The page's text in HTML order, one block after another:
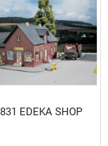
EDEKA SHOP